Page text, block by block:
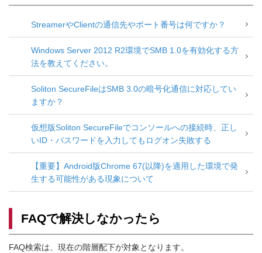
StreamerやClientの通信先やポート番号は何ですか？
Windows Server 2012 R2環境でSMB 1.0を有効化する方
法を教えてください。
Soliton SecureFileはSMB 3.0の暗号化通信に対応してい
ますか？
仮想版Soliton SecureFileでコンソールへの接続時、正し
いID・パスワードを入力してもログオン失敗する
【重要】Android版Chrome 67(以降)を適用した環境で発
生する可能性がある現象について
FAQで解決しなかったら
FAQ検索は、現在の階層配下が対象となります。